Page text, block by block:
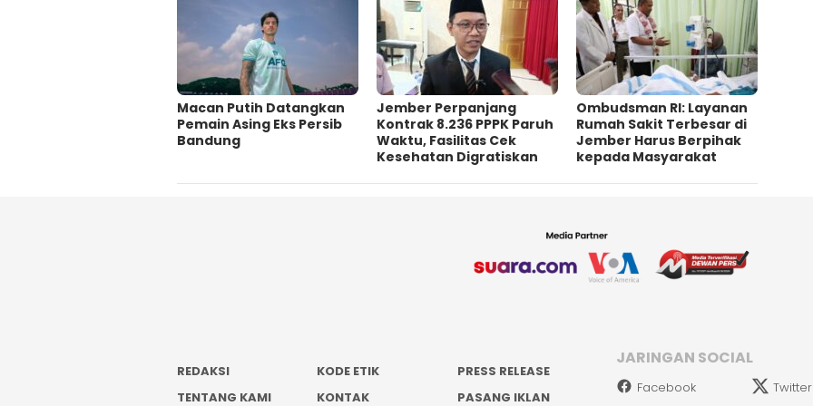
Macan Putih Datangkan
Pemain Asing Eks Persib
Bandung
Jember Perpanjang
Kontrak 8.236 PPPK Paruh
Waktu, Fasilitas Cek
Kesehatan Digratiskan
Ombudsman RI: Layanan
Rumah Sakit Terbesar di
Jember Harus Berpihak
kepada Masyarakat
REDAKSI KODE ETIK
PRESS RELEASE
TENTANG KAMI
KONTAK PASANG IKLAN
JARINGAN SOCIAL
Facebook Twitter